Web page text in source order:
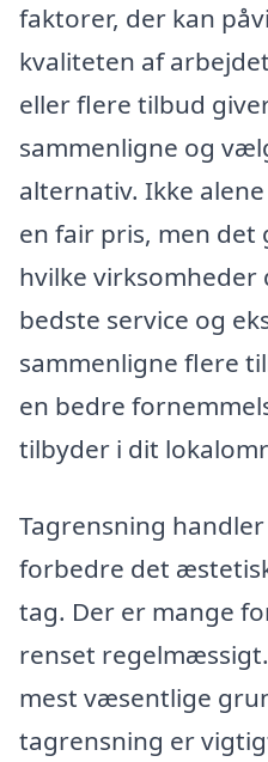
faktorer, der kan
kvaliteten af
eller flere tilbud
sammenligne og
alternativ. Ikke
en fair pris, men det
hvilke
bedste service og
sammenligne flere
en bedre
tilbyder i dit
Tagrensning
forbedre det
tag. Der er mange
renset
mest væsentlige
tagrensning er